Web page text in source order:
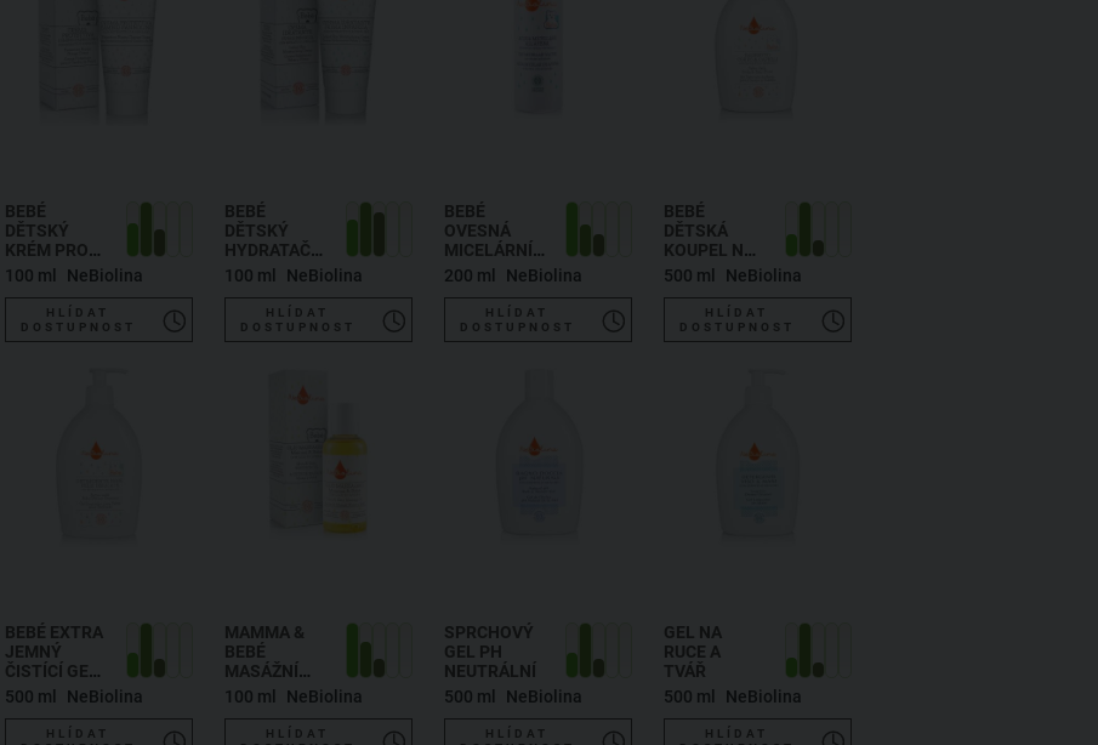
BEBÉ
DĚTSKÝ
KRÉM PROTI
OPRUZENINÁM
100 ml NeBiolina
HLÍDAT
DOSTUPNOST
BEBÉ
DĚTSKÝ
HYDRATAČNÍ
KRÉM
100 ml NeBiolina
HLÍDAT
DOSTUPNOST
BEBÉ
OVESNÁ
MICELÁRNÍ
VODA
200 ml NeBiolina
HLÍDAT
DOSTUPNOST
BEBÉ
DĚTSKÁ
KOUPEL NA
TĚLO I
500 ml NeBiolina
HLÍDAT
DOSTUPNOST
BEBÉ EXTRA
JEMNÝ
ČISTÍCÍ GEL
PRO DĚTI
500 ml NeBiolina
HLÍDAT
MAMMA &
BEBÉ
MASÁŽNÍ
OLEJ PRO
MAMINKY
100 ml NeBiolina
HLÍDAT
SPRCHOVÝ
GEL PH
NEUTRÁLNÍ
500 ml
NeBiolina
HLÍDAT
GEL NA
RUCE A
TVÁŘ
500 ml
NeBiolina
HLÍDAT